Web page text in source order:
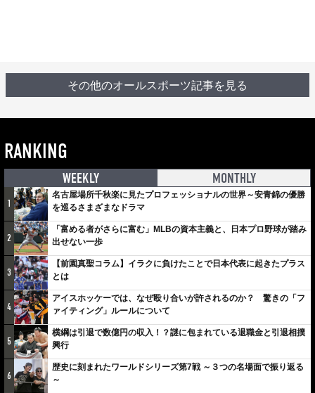
その他のオールスポーツ記事を見る
RANKING
WEEKLY MONTHLY
1
名古屋場所千秋楽に見たプロフェッショナルの世界～安青錦の優勝
を巡るさまざまなドラマ
2
「富める者がさらに富む」MLBの資本主義と、日本プロ野球が踏み
出せない一歩
3
【前園真聖コラム】イラクに負けたことで日本代表に起きたプラス
とは
4
アイスホッケーでは、なぜ殴り合いが許されるのか？ 驚きの「フ
ァイティング」ルールについて
5
横綱は引退で数億円の収入！？謎に包まれている退職金と引退相撲
興行
6
歴史に刻まれたワールドシリーズ第7戦 ～３つの名場面で振り返る
～